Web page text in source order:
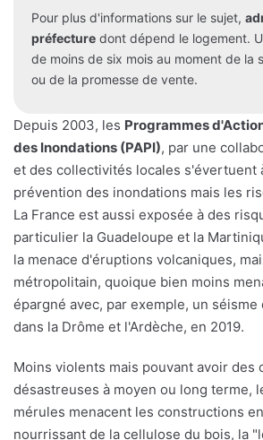
Pour plus d'informations sur le sujet,
préfecture dont dépend le logement.
de moins de six mois au moment de la
ou de la promesse de vente.
Depuis 2003, les Programmes
des Inondations (PAPI), par une
et des collectivités locales s'évertuent
prévention des inondations mais les
La France est aussi exposée à des
particulier la Guadeloupe et la
la menace d'éruptions volcaniques,
métropolitain, quoique bien moins
épargné avec, par exemple, un
dans la Drôme et l'Ardèche, en 2019.
Moins violents mais pouvant avoir des
désastreuses à moyen ou long terme,
mérules menacent les constructions
nourrissant de la cellulose du bois, la